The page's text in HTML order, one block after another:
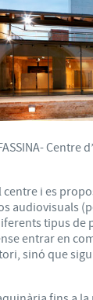
Centre
i es
audiovisuals
tipus de
entrar en
sinó que